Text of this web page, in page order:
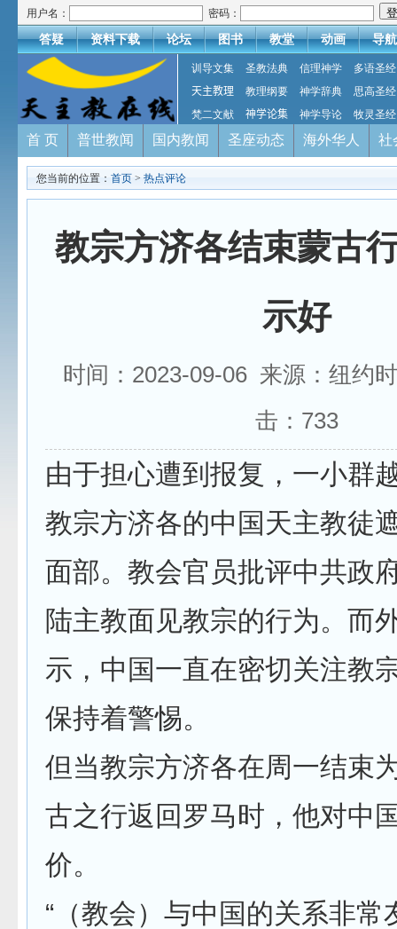
用户名： 密码：
答疑 资料下载 论坛 图书 教堂 动画 导航
训导文集 圣教法典 信理神学
多语圣经
天主教理
教理纲要 神学辞典
思高圣经
梵二文献
神学论集 神学导论 牧灵圣经
首 页 普世教闻 国内教闻 圣座动态 海外华人 社
您当前的位置： 首页 > 热点评论
教宗方济各结束蒙古
示好
时间：2023-09-06 来源：纽约
击： 733
由于担心遭到报复，一小群
教宗方济各的中国天主教徒
面部。教会官员批评中共政
陆主教面见教宗的行为。而
示，中国一直在密切关注教
保持着警惕。
但当教宗方济各在周一结束
古之行返回罗马时，他对中
价。
“（教会）与中国的关系非